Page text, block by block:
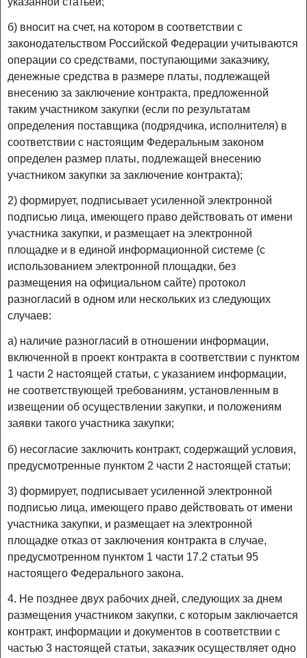
б) вносит на счет, на котором в соответствии с
законодательством Российской Федерации учитываются
операции со средствами, поступающими заказчику,
денежные средства в размере платы, подлежащей
внесению за заключение контракта, предложенной
таким участником закупки (если по результатам
определения поставщика (подрядчика, исполнителя) в
соответствии с настоящим Федеральным законом
определен размер платы, подлежащей внесению
участником закупки за заключение контракта);
2) формирует, подписывает усиленной электронной
подписью лица, имеющего право действовать от имени
участника закупки, и размещает на электронной
площадке и в единой информационной системе (с
использованием электронной площадки, без
размещения на официальном сайте) протокол
разногласий в одном или нескольких из следующих
случаев:
а) наличие разногласий в отношении информации,
включенной в проект контракта в соответствии с пунктом
1 части 2 настоящей статьи, с указанием информации,
не соответствующей требованиям, установленным в
извещении об осуществлении закупки, и положениям
заявки такого участника закупки;
б) несогласие заключить контракт, содержащий условия,
предусмотренные пунктом 2 части 2 настоящей статьи;
3) формирует, подписывает усиленной электронной
подписью лица, имеющего право действовать от имени
участника закупки, и размещает на электронной
площадке отказ от заключения контракта в случае,
предусмотренном пунктом 1 части 17.2 статьи 95
настоящего Федерального закона.
4. Не позднее двух рабочих дней, следующих за днем
размещения участником закупки, с которым заключается
контракт, информации и документов в соответствии с
частью 3 настоящей статьи, заказчик осуществляет одно